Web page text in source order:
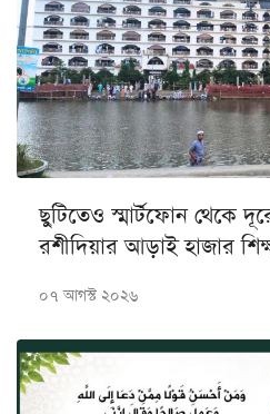
ছুটিতেও স্মার্টফোন থেকে
রশীদিয়ার আড়াই হাজার
০৭ আগস্ট ২০২৬